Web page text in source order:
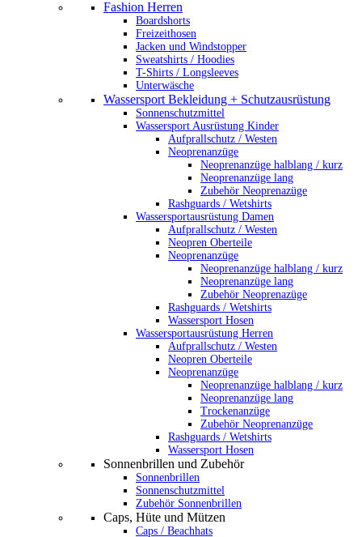
Fashion Herren
Boardshorts
Freizeithosen
Jacken und Windstopper
Sweatshirts / Hoodies
T-Shirts / Longsleeves
Unterwäsche
Wassersport Bekleidung + Schutzausrüstung
Sonnenschutzmittel
Wassersport Ausrüstung Kinder
Aufprallschutz / Westen
Neoprenanzüge
Neoprenanzüge halblang / kurz
Neoprenanzüge lang
Zubehör Neoprenazüge
Rashguards / Wetshirts
Wassersportausrüstung Damen
Aufprallschutz / Westen
Neopren Oberteile
Neoprenanzüge
Neoprenanzüge halblang / kurz
Neoprenanzüge lang
Zubehör Neoprenazüge
Rashguards / Wetshirts
Wassersport Hosen
Wassersportausrüstung Herren
Aufprallschutz / Westen
Neopren Oberteile
Neoprenanzüge
Neoprenanzüge halblang / kurz
Neoprenanzüge lang
Trockenanzüge
Zubehör Neoprenanzüge
Rashguards / Wetshirts
Wassersport Hosen
Sonnenbrillen und Zubehör
Sonnenbrillen
Sonnenschutzmittel
Zubehör Sonnenbrillen
Caps, Hüte und Mützen
Caps / Beachhats